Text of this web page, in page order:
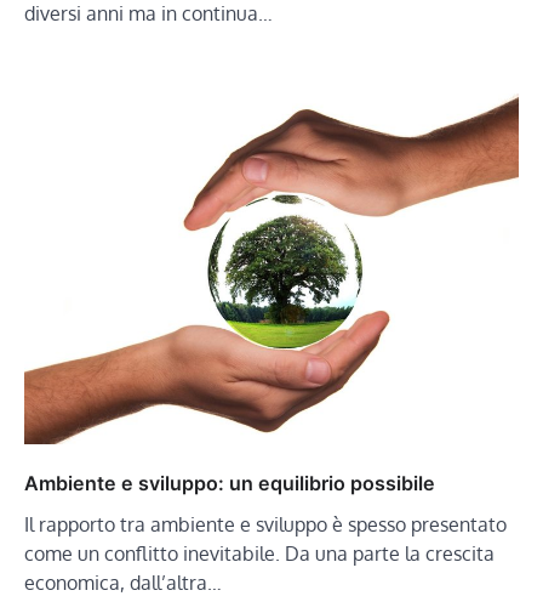
diversi anni ma in continua…
Ambiente e sviluppo: un equilibrio possibile
Il rapporto tra ambiente e sviluppo è spesso presentato
come un conflitto inevitabile. Da una parte la crescita
economica, dall’altra…